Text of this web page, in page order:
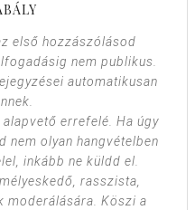
első hozzászólásod
nem publikus.
automatikusan
errefelé. Ha úgy
nem olyan hangvételben
inkább ne küldd el.
rasszista,
moderálására. Köszi a